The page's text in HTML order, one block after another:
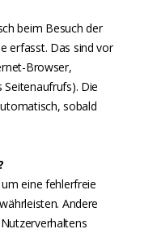
beim Besuch der
erfasst. Das sind vor
Browser,
Die
sobald
eine fehlerfreie
Andere